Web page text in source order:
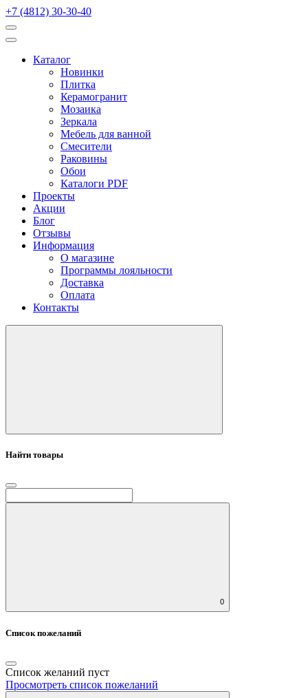
+7 (4812) 30-30-40
Каталог
Новинки
Плитка
Керамогранит
Мозаика
Зеркала
Мебель для ванной
Смесители
Раковины
Обои
Каталоги PDF
Проекты
Акции
Блог
Отзывы
Информация
О магазине
Программы лояльности
Доставка
Оплата
Контакты
Найти товары
0
Список пожеланий
Список желаний пуст
Просмотреть список пожеланий